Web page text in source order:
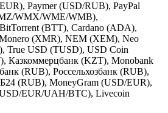
Paymer (USD/RUB), PayPal
WMX/WME/WMB),
(BTT), Cardano (ADA),
(XMR), NEM (XEM), Neo
True USD (TUSD), USD Coin
Казкоммерцбанк (KZT), Monobank
(RUB), Россельхозбанк (RUB),
(RUB), MoneyGram (USD/EUR),
EUR/UAH/BTC), Livecoin